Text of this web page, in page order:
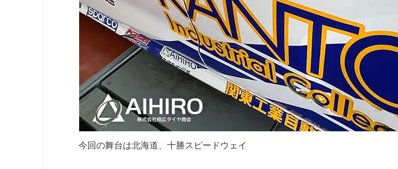
今回の舞台は北海道、十勝スピードウェイ